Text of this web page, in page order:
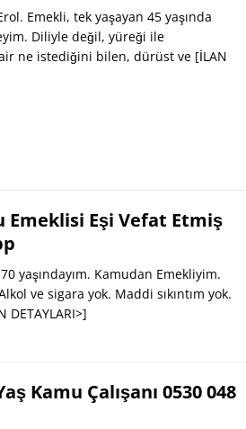
Emekli, tek yaşayan 45 yaşında
Diliyle değil, yüreği ile
ne istediğini bilen, dürüst ve [İLAN
Emeklisi Eşi Vefat Etmiş
yaşındayım. Kamudan Emekliyim.
ve sigara yok. Maddi sıkıntım yok.
DETAYLARI>]
Kamu Çalışanı 0530 048